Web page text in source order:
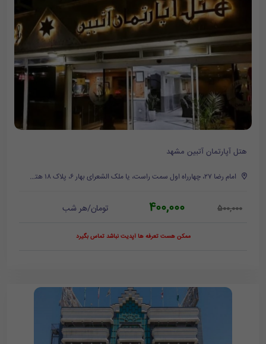
هتل آپارتمان آتبین مشهد
امام رضا ۲۷، چهارراه اول سمت راست، یا ملک الشعرای بهار ۶، پلاک ۱۸ هتل آپارتمان آتبین
500,000
400,000 تومان/هر شب
ممکن هست تعرفه ها آپدیت نباشد تماس بگیرد